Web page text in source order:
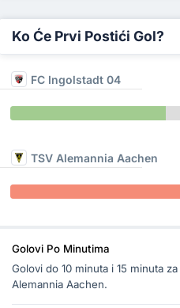
Ko Će Prvi Postići Gol?
FC Ingolstadt 04
TSV Alemannia Aachen
Golovi Po Minutima
Golovi do 10 minuta i 15 minuta
Alemannia Aachen.